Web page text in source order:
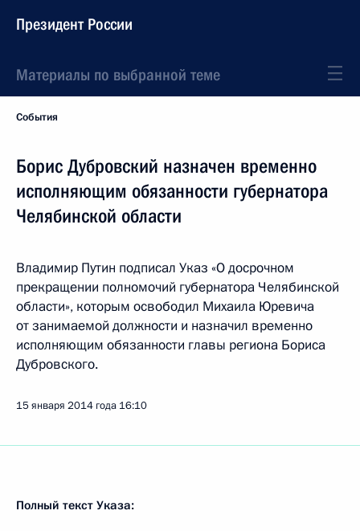
Президент России
Материалы по выбранной теме
События
Борис Дубровский назначен временно
исполняющим обязанности губернатора
Челябинской области
Владимир Путин подписал Указ «О досрочном
прекращении полномочий губернатора Челябинской
области», которым освободил Михаила Юревича
от занимаемой должности и назначил временно
исполняющим обязанности главы региона Бориса
Дубровского.
15 января 2014 года 16:10
Полный текст Указа: